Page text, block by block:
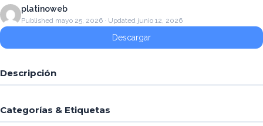
platinoweb
Published mayo 25, 2026 · Updated junio 12, 2026
Descargar
Descripción
Categorías & Etiquetas